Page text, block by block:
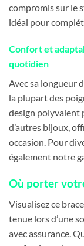
compromis sur le
idéal pour
Confort et
quotidien
Avec sa longueur
la plupart des
design polyvalent
d’autres bijoux,
occasion. Pour
également notre
Où porter
Visualisez ce
tenue lors d’une
avec assurance.